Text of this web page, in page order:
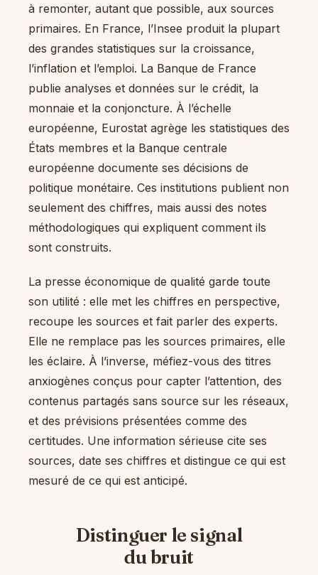
à remonter, autant que possible, aux sources
primaires. En France, l’Insee produit la plupart
des grandes statistiques sur la croissance,
l’inflation et l’emploi. La Banque de France
publie analyses et données sur le crédit, la
monnaie et la conjoncture. À l’échelle
européenne, Eurostat agrège les statistiques des
États membres et la Banque centrale
européenne documente ses décisions de
politique monétaire. Ces institutions publient non
seulement des chiffres, mais aussi des notes
méthodologiques qui expliquent comment ils
sont construits.
La presse économique de qualité garde toute
son utilité : elle met les chiffres en perspective,
recoupe les sources et fait parler des experts.
Elle ne remplace pas les sources primaires, elle
les éclaire. À l’inverse, méfiez-vous des titres
anxiogènes conçus pour capter l’attention, des
contenus partagés sans source sur les réseaux,
et des prévisions présentées comme des
certitudes. Une information sérieuse cite ses
sources, date ses chiffres et distingue ce qui est
mesuré de ce qui est anticipé.
Distinguer le signal
du bruit